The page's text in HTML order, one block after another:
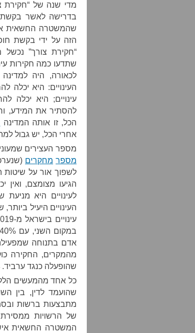
מדי שנה של “חקירת
בדרישה לאשר בקשת
שהמשטרה החשאית
הזה על ידי בקשת
“חקירת צורך”
שתדעו כמה חקירות
לכאורה, היה
העינויים: היא
להסתיר את המידע,
הכל, זו אותה המדינה
אחרי הכל, יש גבול
מספר העצירים
מספר מחקרים
לשפוך אור על שיטות
הגיעו מצומצם, ואין
לעינויים היא
העינויים היעיל ביותר,
מהמקרים, החקירה
שהופעלה כנגד ערביד. 27% מהנחקרים מדווחים גם על הטרדות והשפלות מיניות.
כל אחד מהמעשים
מתבצעות ברשות
של הרשויות
המשטרה החשאית